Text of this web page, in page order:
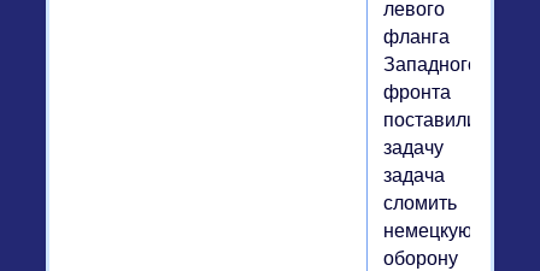
левого
фланга
Западного
фронта
поставили
задачу
задача
сломить
немецкую
оборону